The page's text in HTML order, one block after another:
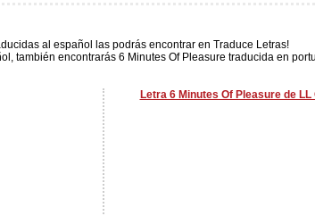
al español las podrás encontrar en Traduce Letras!
también encontrarás 6 Minutes Of Pleasure traducida en
Letra 6 Minutes Of Pleasure de